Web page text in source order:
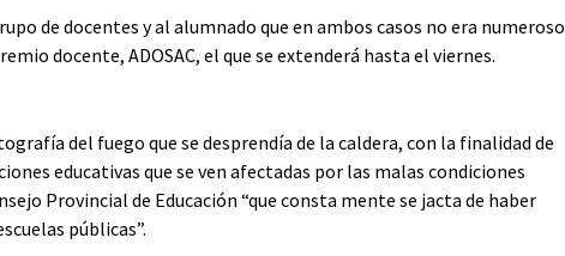
de docentes y al alumnado que en ambos casos no era numeroso
docente, ADOSAC, el que se extenderá hasta el viernes.
del fuego que se desprendía de la caldera, con la finalidad de
educativas que se ven afectadas por las malas condiciones
Provincial de Educación “que consta mente se jacta de haber
públicas”.